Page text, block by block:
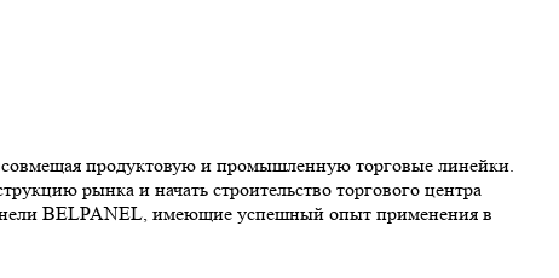
продуктовую и промышленную торговые линейки.
рынка и начать строительство торгового центра
BELPANEL, имеющие успешный опыт применения в